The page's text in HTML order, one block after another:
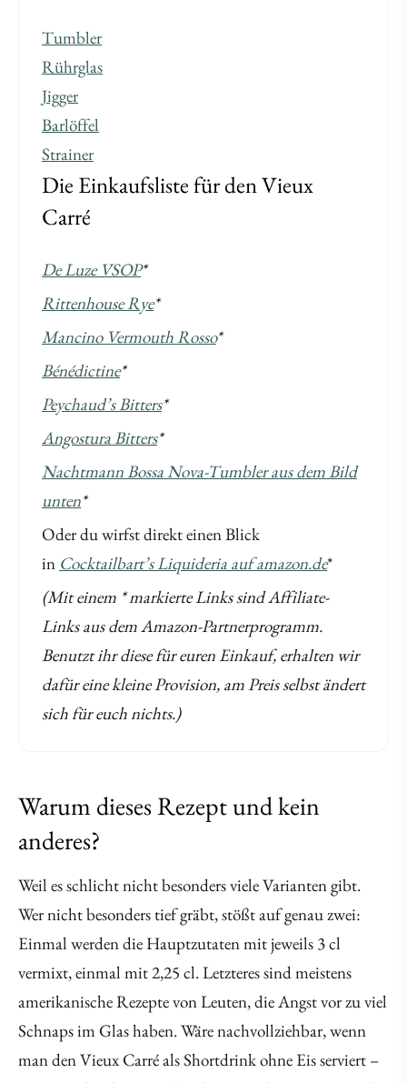
Tumbler
Rührglas
Jigger
Barlöffel
Strainer
Die Einkaufsliste für den Vieux
Carré
De Luze VSOP*
Rittenhouse Rye*
Mancino Vermouth Rosso*
Bénédictine*
Peychaud’s Bitters*
Angostura Bitters*
Nachtmann Bossa Nova-Tumbler aus dem Bild
unten*
Oder du wirfst direkt einen Blick
in Cocktailbart’s Liquideria auf amazon.de*
(Mit einem * markierte Links sind Affiliate-
Links aus dem Amazon-Partnerprogramm.
Benutzt ihr diese für euren Einkauf, erhalten wir
dafür eine kleine Provision, am Preis selbst ändert
sich für euch nichts.)
Warum dieses Rezept und kein
anderes?
Weil es schlicht nicht besonders viele Varianten gibt.
Wer nicht besonders tief gräbt, stößt auf genau zwei:
Einmal werden die Hauptzutaten mit jeweils 3 cl
vermixt, einmal mit 2,25 cl. Letzteres sind meistens
amerikanische Rezepte von Leuten, die Angst vor zu viel
Schnaps im Glas haben. Wäre nachvollziehbar, wenn
man den Vieux Carré als Shortdrink ohne Eis serviert –